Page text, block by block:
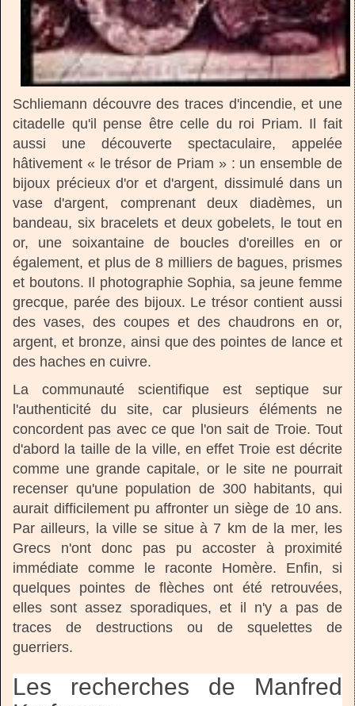
Schliemann découvre des traces d'incendie, et une
citadelle qu'il pense être celle du roi Priam. Il fait
aussi une découverte spectaculaire, appelée
hâtivement « le trésor de Priam » : un ensemble de
bijoux précieux d'or et d'argent, dissimulé dans un
vase d'argent, comprenant deux diadèmes, un
bandeau, six bracelets et deux gobelets, le tout en
or, une soixantaine de boucles d'oreilles en or
également, et plus de 8 milliers de bagues, prismes
et boutons. Il photographie Sophia, sa jeune femme
grecque, parée des bijoux. Le trésor contient aussi
des vases, des coupes et des chaudrons en or,
argent, et bronze, ainsi que des pointes de lance et
des haches en cuivre.
La communauté scientifique est septique sur
l'authenticité du site, car plusieurs éléments ne
concordent pas avec ce que l'on sait de Troie. Tout
d'abord la taille de la ville, en effet Troie est décrite
comme une grande capitale, or le site ne pourrait
recenser qu'une population de 300 habitants, qui
aurait difficilement pu affronter un siège de 10 ans.
Par ailleurs, la ville se situe à 7 km de la mer, les
Grecs n'ont donc pas pu accoster à proximité
immédiate comme le raconte Homère. Enfin, si
quelques pointes de flèches ont été retrouvées,
elles sont assez sporadiques, et il n'y a pas de
traces de destructions ou de squelettes de
guerriers.
Les recherches de Manfred